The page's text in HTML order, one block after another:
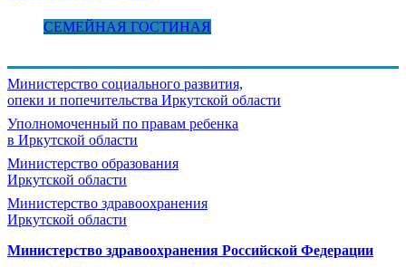
СЕМЕЙНАЯ ГОСТИНАЯ
Министерство социального развития,
опеки и попечительства Иркутской области
Уполномоченный по правам ребенка
в Иркутской области
Министерство образования
Иркутской области
Министерство здравоохранения
Иркутской области
Министерство здравоохранения Росcийской Федерации